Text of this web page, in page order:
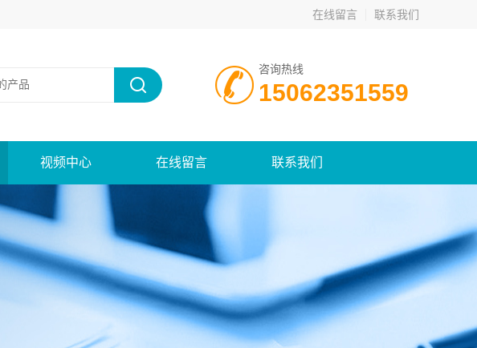
在线留言 联系我们
咨询热线
15062351559
视频中心 在线留言 联系我们